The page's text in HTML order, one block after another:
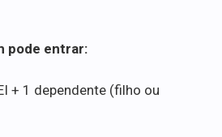
pode entrar:
+ 1 dependente (filho ou